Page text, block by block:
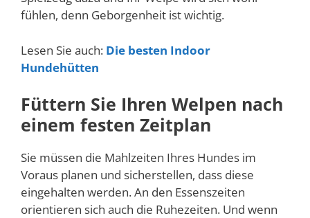
fühlen, denn Geborgenheit ist wichtig.
Lesen Sie auch: Die besten Indoor
Hundehütten
Füttern Sie Ihren Welpen nach
einem festen Zeitplan
Sie müssen die Mahlzeiten Ihres Hundes im
Voraus planen und sicherstellen, dass diese
eingehalten werden. An den Essenszeiten
orientieren sich auch die Ruhezeiten. Und wenn